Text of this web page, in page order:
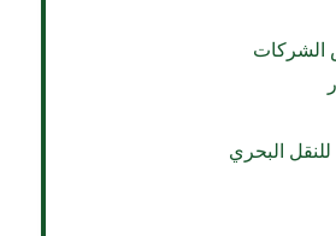
الشركات
للنقل البحري